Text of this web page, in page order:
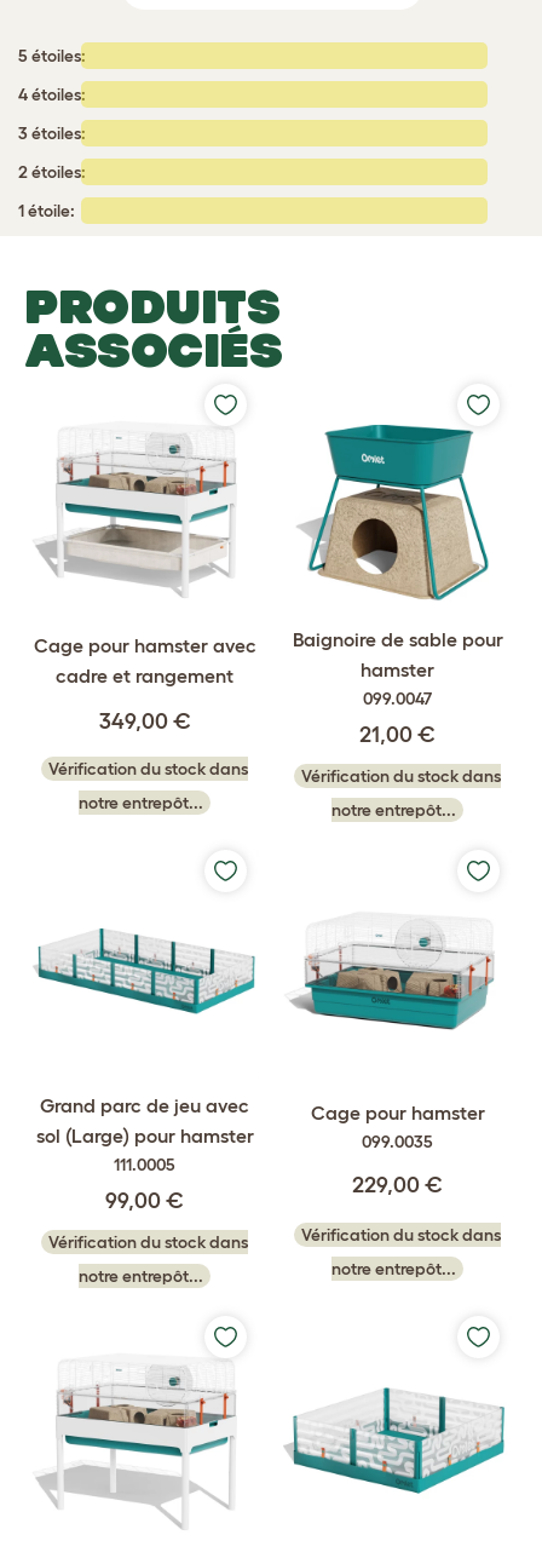
5 étoiles:
4 étoiles:
3 étoiles:
2 étoiles:
1 étoile:
PRODUITS
ASSOCIÉS
Cage pour hamster avec
cadre et rangement
349,00 €
Vérification du stock dans
notre entrepôt...
Baignoire de sable pour
hamster
099.0047
21,00 €
Vérification du stock dans
notre entrepôt...
Grand parc de jeu avec
sol (Large) pour hamster
111.0005
99,00 €
Vérification du stock dans
notre entrepôt...
Cage pour hamster
099.0035
229,00 €
Vérification du stock dans
notre entrepôt...